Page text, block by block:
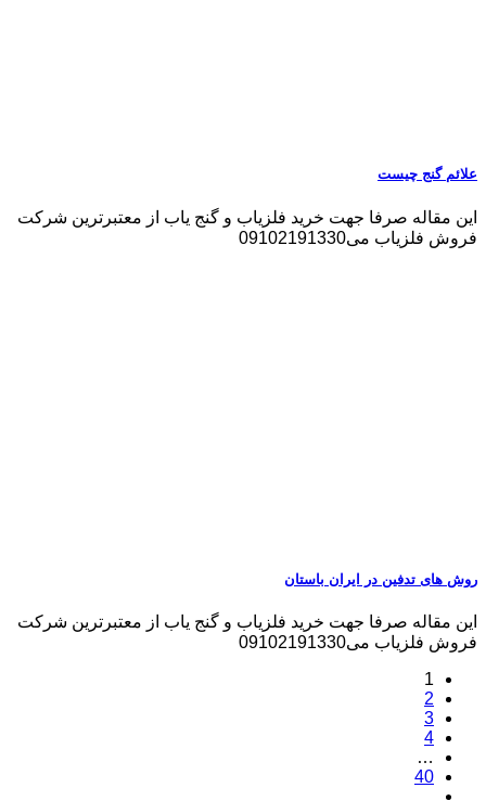
علائم گنج چیست
این مقاله صرفا جهت خرید فلزیاب و گنج یاب از معتبرترین شرکت
فروش فلزیاب می09102191330
روش های تدفین در ایران باستان
این مقاله صرفا جهت خرید فلزیاب و گنج یاب از معتبرترین شرکت
فروش فلزیاب می09102191330
1
2
3
4
…
40